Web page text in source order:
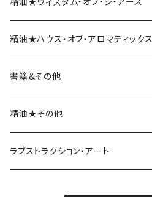
精油★ハウス・オブ・アロマティックス
書籍＆その他
精油★その他
ラブストラクション・アート